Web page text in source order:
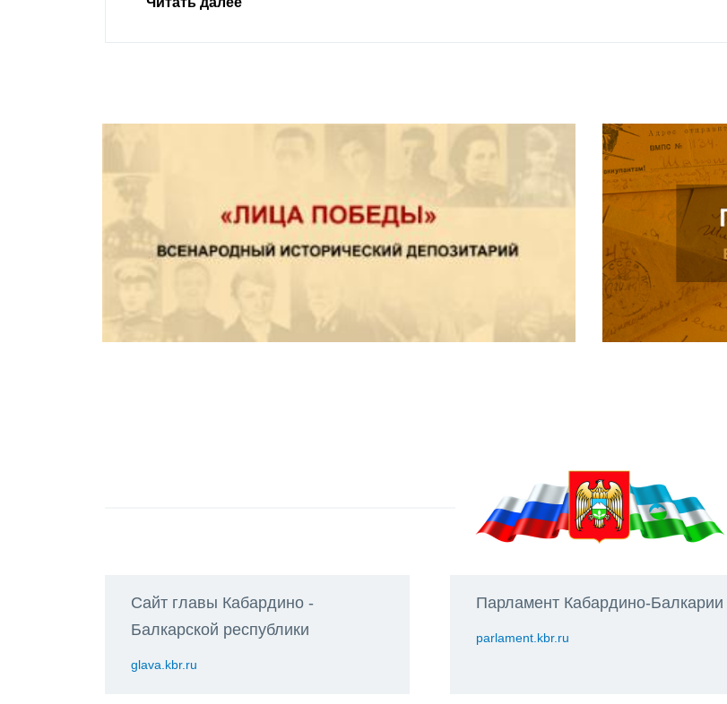
Сайт главы Кабардино -
Балкарской республики
glava.kbr.ru
Парламент Кабардино-Балкарии
parlament.kbr.ru